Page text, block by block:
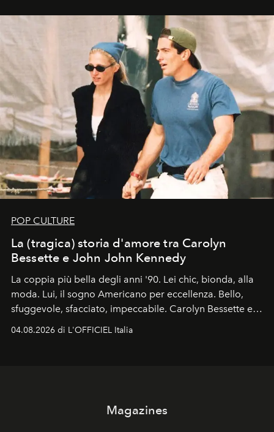
di esprimere identità, visione e desiderio.
POP CULTURE
La (tragica) storia d'amore tra Carolyn
Bessette e John John Kennedy
La coppia più bella degli anni '90. Lei chic, bionda, alla
moda. Lui, il sogno Americano per eccellenza. Bello,
sfuggevole, sfacciato, impeccabile. Carolyn Bessette e
04.08.2026 di L'OFFICIEL Italia
Magazines